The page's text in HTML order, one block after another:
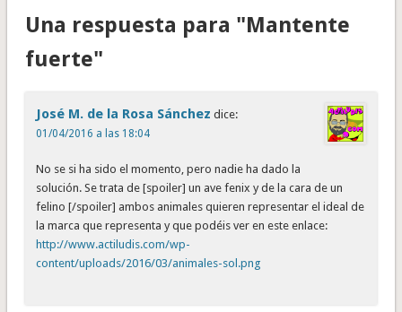
Una respuesta para "Mantente
fuerte"
José M. de la Rosa Sánchez dice:
01/04/2016 a las 18:04
No se si ha sido el momento, pero nadie ha dado la
solución. Se trata de [spoiler] un ave fenix y de la cara de un
felino [/spoiler] ambos animales quieren representar el ideal de
la marca que representa y que podéis ver en este enlace:
http://www.actiludis.com/wp-
content/uploads/2016/03/animales-sol.png